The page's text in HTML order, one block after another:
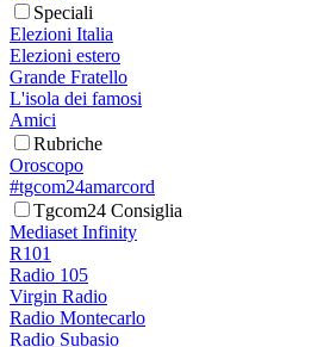
Speciali
Elezioni Italia
Elezioni estero
Grande Fratello
L'isola dei famosi
Amici
Rubriche
Oroscopo
#tgcom24amarcord
Tgcom24 Consiglia
Mediaset Infinity
R101
Radio 105
Virgin Radio
Radio Montecarlo
Radio Subasio